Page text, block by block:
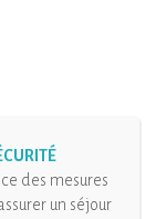
des mesures
un séjour